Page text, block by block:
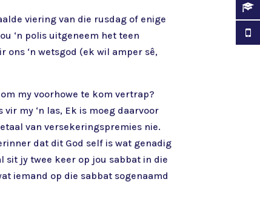
viering van die rusdag of enige
‘n polis uitgeneem het teen
ons ‘n wetsgod (ek wil amper sê,
my voorhowe te kom vertrap?
my ‘n las, Ek is moeg daarvoor
van versekeringspremies nie.
dat dit God self is wat genadig
sit jy twee keer op jou sabbat in die
iemand op die sabbat sogenaamd